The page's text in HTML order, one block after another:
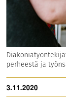
perheestä ja
3.11.2020